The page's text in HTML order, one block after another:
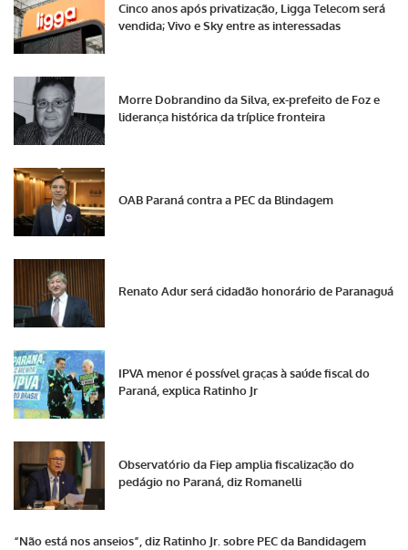
Cinco anos após privatização, Ligga Telecom será
vendida; Vivo e Sky entre as interessadas
Morre Dobrandino da Silva, ex-prefeito de Foz e
liderança histórica da tríplice fronteira
OAB Paraná contra a PEC da Blindagem
Renato Adur será cidadão honorário de Paranaguá
IPVA menor é possível graças à saúde fiscal do
Paraná, explica Ratinho Jr
Observatório da Fiep amplia fiscalização do
pedágio no Paraná, diz Romanelli
“Não está nos anseios”, diz Ratinho Jr. sobre PEC da Bandidagem